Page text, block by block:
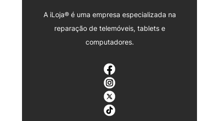
A iLoja® é uma empresa especializada na
reparação de telemóveis, tablets e
computadores.